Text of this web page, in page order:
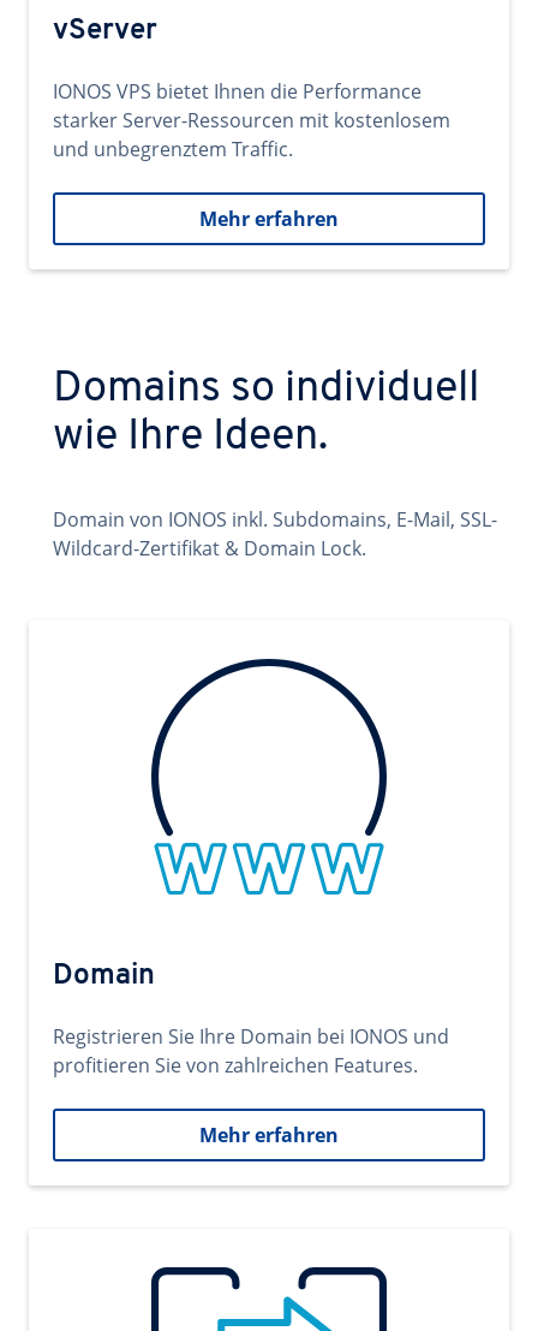
vServer
IONOS VPS bietet Ihnen die Performance
starker Server-Ressourcen mit kostenlosem
und unbegrenztem Traffic.
Mehr erfahren
Domains so individuell
wie Ihre Ideen.
Domain von IONOS inkl. Subdomains, E-Mail, SSL-
Wildcard-Zertifikat & Domain Lock.
Domain
Registrieren Sie Ihre Domain bei IONOS und
profitieren Sie von zahlreichen Features.
Mehr erfahren